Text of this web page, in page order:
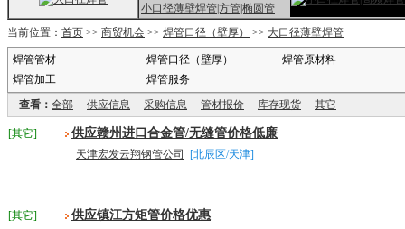
小口径薄壁焊管|方管|椭圆管
当前位置： 首页 >> 商贸机会 >> 焊管口径（壁厚） >> 大口径薄壁焊管
焊管管材 焊管口径（壁厚）
焊管原材料
焊管加工
焊管服务
查看： 全部 供应信息 采购信息 管材报价 库存现货 其它
[其它] 供应赣州进口合金管/无缝管价格低廉
天津宏发云翔钢管公司 [北辰区/天津]
[其它] 供应镇江方矩管价格优惠